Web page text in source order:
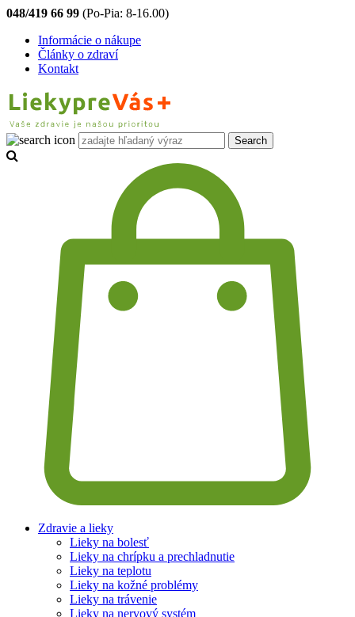
048/419 66 99 (Po-Pia: 8-16.00)
Informácie o nákupe
Články o zdraví
Kontakt
Zdravie a lieky
Lieky na bolesť
Lieky na chrípku a prechladnutie
Lieky na teplotu
Lieky na kožné problémy
Lieky na trávenie
Lieky na nervový systém